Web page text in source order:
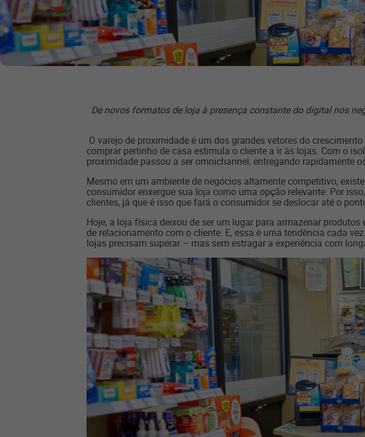
De novos formatos de loja à presença constante do digital nos
O varejo de proximidade é um dos grandes vetores do
comprar pertinho de casa estimula o cliente a ir às lojas. Com o
proximidade passou a ser omnichannel, entregando rapidamente
Mesmo em um ambiente de negócios altamente competitivo,
consumidor enxergue sua loja como uma opção relevante. Por
clientes, já que é isso que fará o consumidor se deslocar até o
Hoje, a loja física deixou de ser um lugar para armazenar
de relacionamento com o cliente. E, essa é uma tendência cada
lojas precisam superar – mas sem estragar a experiência com